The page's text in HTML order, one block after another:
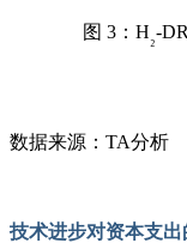
图 3 ： H₂-
数据来源 ： TA分析
技术进步对资本支出